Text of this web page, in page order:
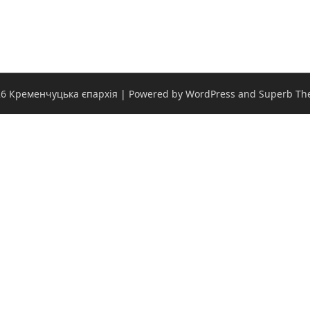
Кременчуцька єпархія | Powered by WordPress and Superb